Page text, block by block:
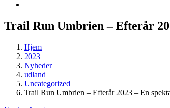
Trail Run Umbrien – Efterår
Hjem
2023
Nyheder
udland
Uncategorized
Trail Run Umbrien – Efterår 2023 – En